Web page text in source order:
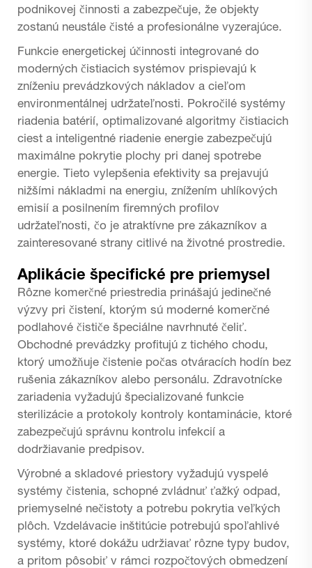
podnikovej činnosti a zabezpečuje, že objekty
zostanú neustále čisté a profesionálne vyzerajúce.
Funkcie energetickej účinnosti integrované do
moderných čistiacich systémov prispievajú k
zníženiu prevádzkových nákladov a cieľom
environmentálnej udržateľnosti. Pokročilé systémy
riadenia batérií, optimalizované algoritmy čistiacich
ciest a inteligentné riadenie energie zabezpečujú
maximálne pokrytie plochy pri danej spotrebe
energie. Tieto vylepšenia efektivity sa prejavujú
nižšími nákladmi na energiu, znížením uhlíkových
emisií a posilnením firemných profilov
udržateľnosti, čo je atraktívne pre zákazníkov a
zainteresované strany citlivé na životné prostredie.
Aplikácie špecifické pre priemysel
Rôzne komerčné priestredia prinášajú jedinečné
výzvy pri čistení, ktorým sú moderné komerčné
podlahové čističe špeciálne navrhnuté čeliť.
Obchodné prevádzky profitujú z tichého chodu,
ktorý umožňuje čistenie počas otváracích hodín bez
rušenia zákazníkov alebo personálu. Zdravotnícke
zariadenia vyžadujú špecializované funkcie
sterilizácie a protokoly kontroly kontaminácie, ktoré
zabezpečujú správnu kontrolu infekcií a
dodržiavanie predpisov.
Výrobné a skladové priestory vyžadujú vyspelé
systémy čistenia, schopné zvládnuť ťažký odpad,
priemyselné nečistoty a potrebu pokrytia veľkých
plôch. Vzdelávacie inštitúcie potrebujú spoľahlivé
systémy, ktoré dokážu udržiavať rôzne typy budov,
a pritom pôsobiť v rámci rozpočtových obmedzení